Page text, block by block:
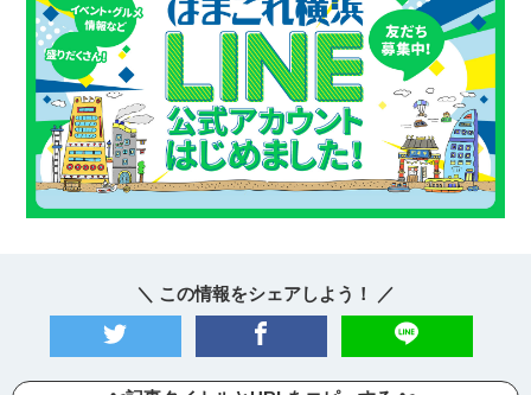
＼ この情報をシェアしよう！ ／